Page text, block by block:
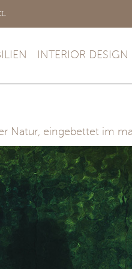
INTERIOR DESIGN
Natur, eingebettet im